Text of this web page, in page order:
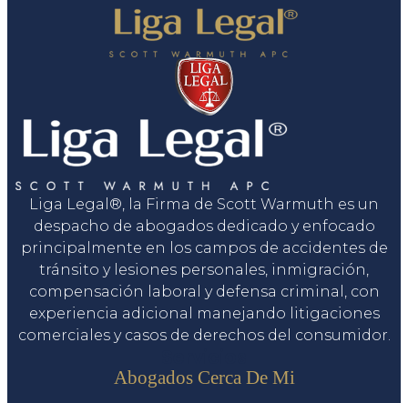
Liga Legal®, la Firma de Scott Warmuth es un
despacho de abogados dedicado y enfocado
principalmente en los campos de accidentes de
tránsito y lesiones personales, inmigración,
compensación laboral y defensa criminal, con
experiencia adicional manejando litigaciones
comerciales y casos de derechos del consumidor.
Abogados Cerca De Mi